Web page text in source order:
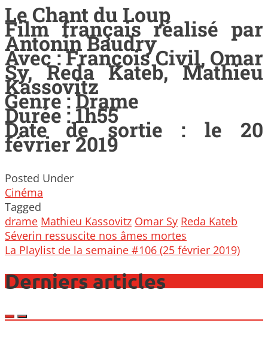
Le Chant du Loup
Film français réalisé par
Antonin Baudry
Avec : François Civil, Omar
Sy, Reda Kateb, Mathieu
Kassovitz
Genre : Drame
Durée : 1h55
Date de sortie : le 20
février 2019
Posted Under
Cinéma
Tagged
drame Mathieu Kassovitz Omar Sy Reda Kateb
Post
navigation
Séverin ressuscite nos âmes mortes
La Playlist de la semaine #106 (25 février 2019)
Derniers articles